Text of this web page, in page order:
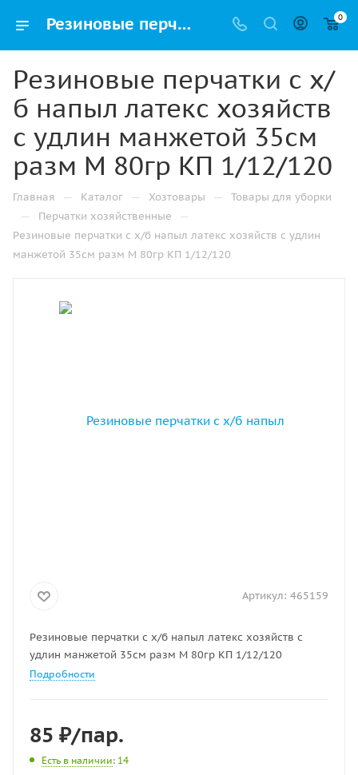
Резиновые перчатки с х/б напыл латекс хозяйств с удлин манжетой 35см разм M 80гр КП 1/12/120 купить в Казани с доставкой оптом и в розницу 0
Резиновые перчатки с х/
б напыл латекс хозяйств
с удлин манжетой 35см
разм M 80гр КП 1/12/120
Главная — Каталог — Хозтовары — Товары для уборки
— Перчатки хозяйственные —
Резиновые перчатки с х/б напыл латекс хозяйств с удлин
манжетой 35см разм M 80гр КП 1/12/120
Артикул: 465159
Резиновые перчатки с х/б напыл латекс хозяйств с
удлин манжетой 35см разм M 80гр КП 1/12/120
Подробности
85 ₽/пар.
Есть в наличии: 14